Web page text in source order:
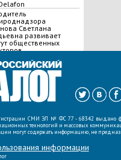
Светлана
развивает
общественных
ВСЕ НОВОСТИ »
СМИ ЭЛ № ФС 77 - 68342 выдано
технологий и массовых
могут содержать информацию, не
информации